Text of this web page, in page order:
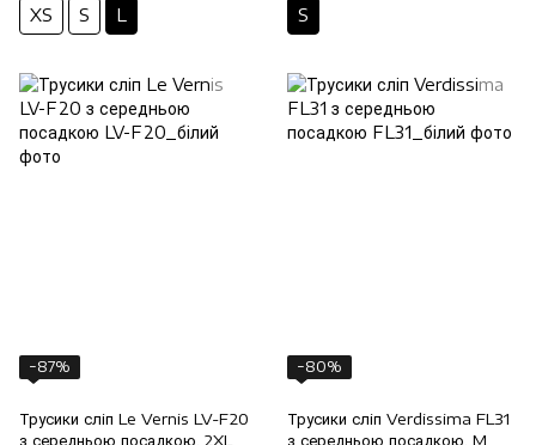
XS S L S
−87%
Трусики сліп Le Vernis LV-F20
з середньою посадкою, 2XL
−80%
Трусики сліп Verdissima FL31
з середньою посадкою, M